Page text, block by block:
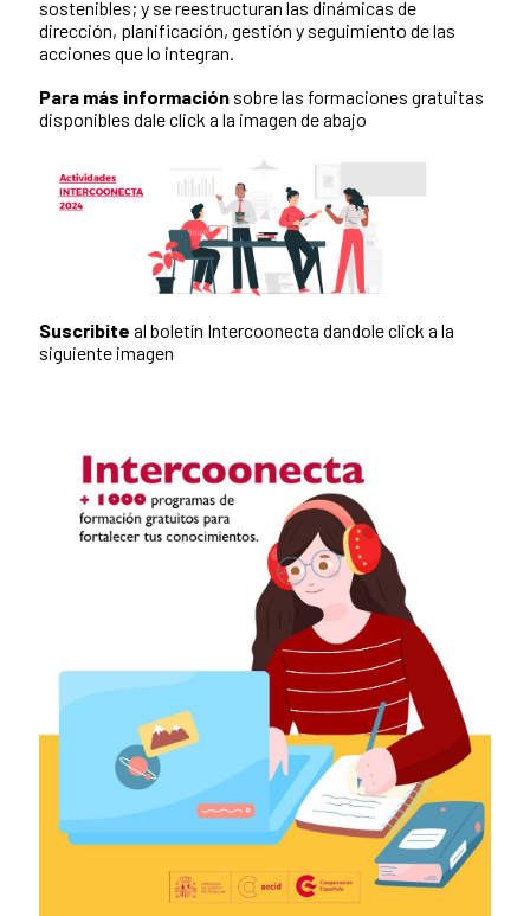
sostenibles; y se reestructuran las dinámicas de
dirección, planificación, gestión y seguimiento de las
acciones que lo integran.
Para más información sobre las formaciones gratuitas
disponibles dale click a la imagen de abajo
Suscribite al boletín Intercoonecta dandole click a la
siguiente imagen